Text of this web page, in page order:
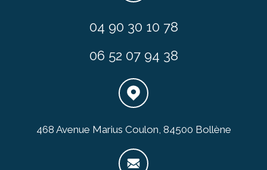
04 90 30 10 78
06 52 07 94 38
468 Avenue Marius Coulon, 84500 Bollène